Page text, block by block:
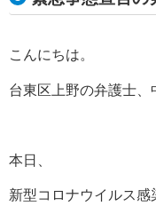
こんにちは。
台東区上野の弁護士、
本日、
新型コロナウイルス感